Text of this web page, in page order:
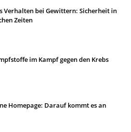
Verhalten bei Gewittern: Sicherheit in
Zeiten
im Kampf gegen den Krebs
Homepage: Darauf kommt es an